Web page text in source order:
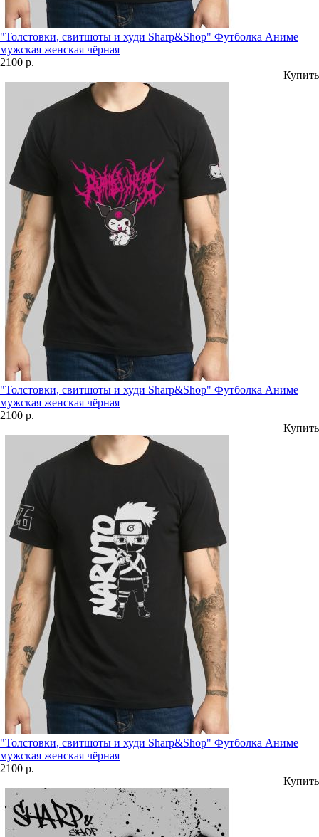
"Толстовки, свитшоты и худи Sharp&Shop" Футболка Аниме
мужская женская чёрная
2100 р.
Купить
"Толстовки, свитшоты и худи Sharp&Shop" Футболка Аниме
мужская женская чёрная
2100 р.
Купить
"Толстовки, свитшоты и худи Sharp&Shop" Футболка Аниме
мужская женская чёрная
2100 р.
Купить